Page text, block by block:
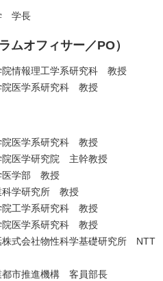
学長
ムオフィサー／PO）
院情報理工学系研究科 教授
院医学系研究科 教授
院医学系研究科 教授
院医学研究院 主幹教授
医学部 教授
科学研究所 教授
院工学系研究科 教授
院医学系研究科 教授
株式会社物性科学基礎研究所 NTT
都市推進機構 客員部長